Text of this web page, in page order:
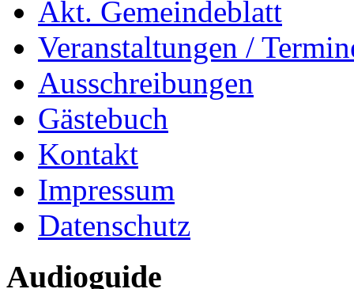
Akt. Gemeindeblatt
Veranstaltungen /
Ausschreibungen
Gästebuch
Kontakt
Impressum
Datenschutz
Audioguide